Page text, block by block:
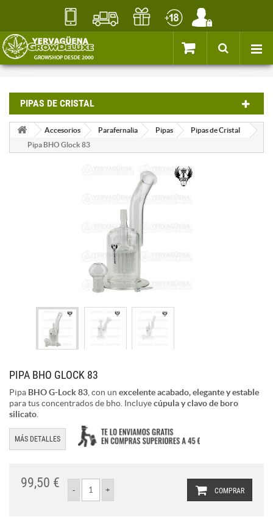
PIPAS DE CRISTAL
Accesorios Parafernalia Pipas
Pipas de Cristal
Pipa BHO Glock 83
PIPA BHO GLOCK 83
Pipa BHO G-Lock 83 , con un excelente acabado, elegante y estable
para tus concentrados de bho. Incluyecúpula y clavo de boro
silicato
MÁS DETALLES
99,50 €
COMPRAR